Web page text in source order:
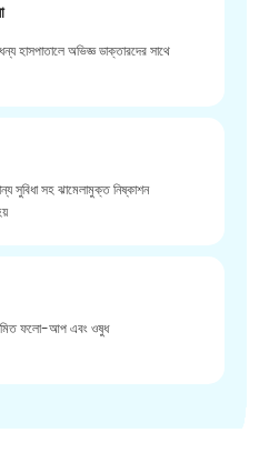
হাসপাতালে অভিজ্ঞ ডাক্তারদের সাথে
সুবিধা সহ ঝামেলামুক্ত নিষ্কাশন
ফলো-আপ এবং ওষুধ